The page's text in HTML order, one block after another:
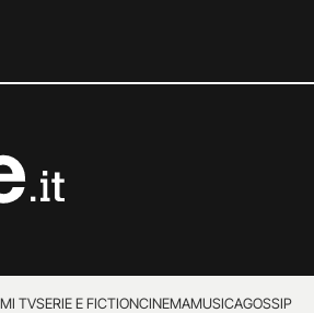
TVSERIE E FICTIONCINEMAMUSICAGOSSIP